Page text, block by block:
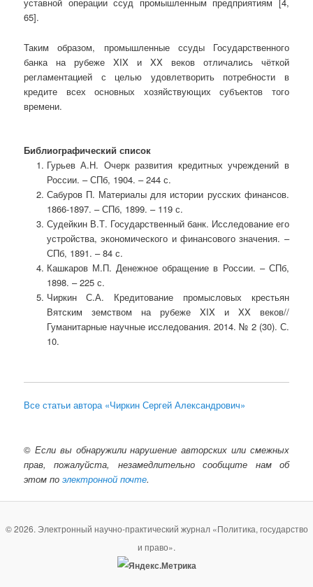
уставной операции ссуд промышленным предприятиям [4,
65].
Таким образом, промышленные ссуды Государственного
банка на рубеже XIX и XX веков отличались чёткой
регламентацией с целью удовлетворить потребности в
кредите всех основных хозяйствующих субъектов того
времени.
Библиографический список
Гурьев А.Н. Очерк развития кредитных учреждений в
России. – СПб, 1904. – 244 с.
Сабуров П. Материалы для истории русских финансов.
1866-1897. – СПб, 1899. – 119 с.
Судейкин В.Т. Государственный банк. Исследование его
устройства, экономического и финансового значения. –
СПб, 1891. – 84 с.
Кашкаров М.П. Денежное обращение в России. – СПб,
1898. – 225 с.
Чиркин С.А. Кредитование промысловых крестьян
Вятским земством на рубеже XIX и XX веков//
Гуманитарные научные исследования. 2014. № 2 (30). С.
10.
Все статьи автора «Чиркин Сергей Александрович»
© Если вы обнаружили нарушение авторских или смежных
прав, пожалуйста, незамедлительно сообщите нам об
этом поэлектронной почте.
© 2026. Электронный научно-практический журнал «Политика, государство
и право».